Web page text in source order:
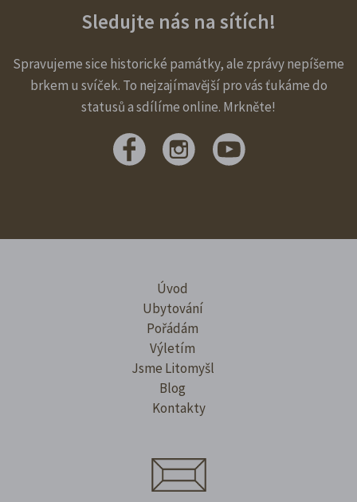
Sledujte nás na sítích!
Spravujeme sice historické památky, ale zprávy nepíšeme
brkem u svíček. To nejzajímavější pro vás ťukáme do
statusů a sdílíme online. Mrkněte!
Úvod
Ubytování
Pořádám
Výletím
Jsme Litomyšl
Blog
Kontakty